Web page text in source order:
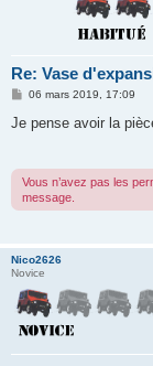
Re: Vase
M
s
e
06 mars 2019, 17:09
Je pense avoir la
Vous n’avez pas les
message.
Nico2626
Novice